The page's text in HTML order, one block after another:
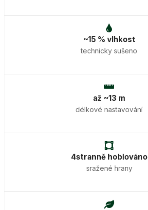
~15 % vlhkost
technicky sušeno
až ~13 m
délkové nastavování
4stranně hoblováno
sražené hrany